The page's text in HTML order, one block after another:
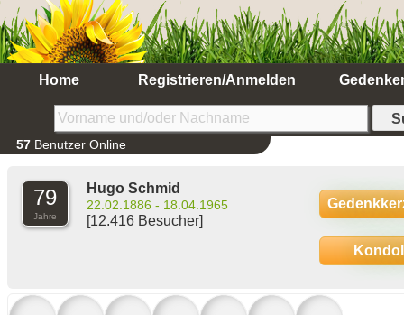
Home Registrieren/Anmelden
57 Benutzer Online
79
Jahre
Hugo Schmid
22.02.1886 - 18.04.1965
[12.416 Besucher]